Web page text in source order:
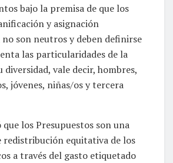
bajo la premisa de que los
y asignación
son neutros y deben definirse
las particularidades de la
diversidad, vale decir, hombres,
jóvenes, niñas/os y tercera
los Presupuestos son una
redistribución equitativa de los
a través del gasto etiquetado